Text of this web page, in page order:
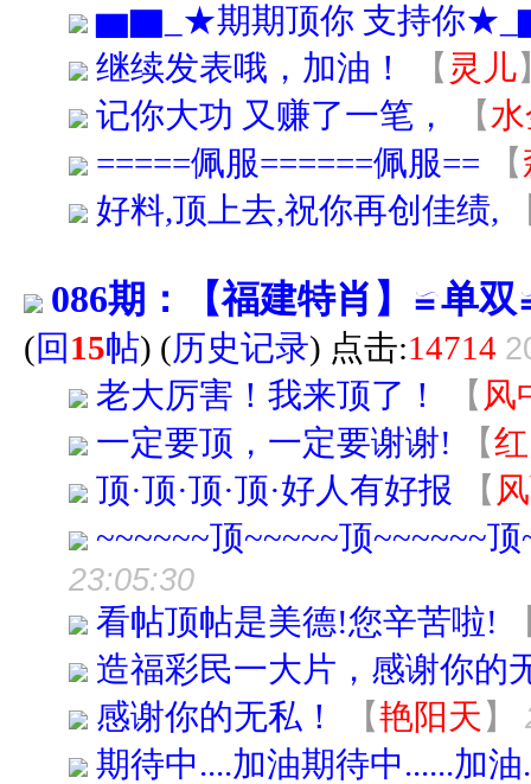
▆▇_★期期顶你 支持你
继续发表哦，加油！
【 灵儿
记你大功 又赚了一笔，
【
=====佩服======佩服==
【
好料,顶上去,祝你再创佳绩,
086期：【福建特肖】≌单
(回 15帖) (历史记录) 点击:14714
老大厉害！我来顶了！ 【 风
一定要顶，一定要谢谢!
【
顶·顶·顶·顶·好人有好报
【
~~~~~~顶~~~~~顶~~~~~~顶
23:05:30
看帖顶帖是美德!您辛苦啦!
造福彩民一大片，感谢你的
感谢你的无私！
【艳阳天 】
期待中....加油期待中......加油